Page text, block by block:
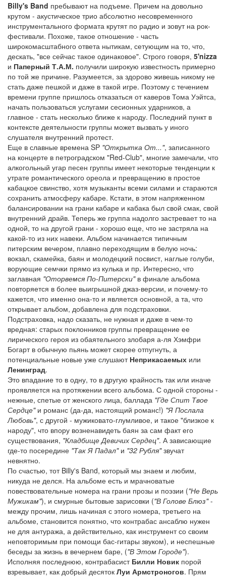
Billy's Band пребывают на подъеме. Причем на довольно
крутом - акустическое трио абсолютно несовременного
инструментального формата крутят по радио и зовут на рок-
фестивали. Похоже, такое отношение - часть
широкомасштабного ответа нытикам, сетующим на то, что,
дескать, "все сейчас такое одинаковое". Строго говоря, 5'nizza
и Паперный Т.А.М. получили широкую известность примерно
по той же причине. Разумеется, за здорово живешь никому не
стать даже пешкой и даже в такой игре. Поэтому с течением
времени группе пришлось отказаться от каверов Тома Уэйтса,
начать пользоваться услугами сесионных ударников, а
главное - стать несколько ближе к народу. Последний пункт в
контексте деятельности группы может вызвать у иного
слушателя внутренний протест.
Еще в славные времена SP "Открытка От...", записанного
на концерте в петроградском "Red-Club", многие замечали, что
алкогольный угар песен группы имеет некоторые тенденции к
утрате романтического ореола и превращению в простое
кабацкое свинство, хотя музыканты всеми силами и стараются
сохранить атмосферу кабаре. Кстати, в этом напряженном
балансировании на грани кабаре и кабака был свой смак, свой
внутренний драйв. Теперь же группа надолго застревает то на
одной, то на другой грани - хорошо еще, что не застряла на
какой-то из них навеки. Альбом начинается типичным
питерским вечером, плавно переходящим в белую ночь:
вокзал, скамейка, баян и молодецкий посвист, наглые голуби,
ворующие семчки прямо из кулька и пр. Интересно, что
заглавная "Оторвемся По-Питерски"в финале альбома
повторяется в более выигрышной джаз-версии, и почему-то
кажется, что именно она-то и является основной, а та, что
открывает альбом, добавлена для подстраховки.
Подстраховка, надо сказать, не нужная и даже в чем-то
вредная: старых поклонников группы превращение ее
лирического героя из обаятельного злобаря а-ля Хэмфри
Богарт в обычную пьянь может скорее отпугнуть, а
потенциальные новые уже слушают Неприкасаемых или
Ленинград.
Это впадание то в одну, то в другую крайность так или иначе
проявляется на протяжении всего альбома. С одной стороны -
нежные, спетые от женского лица, баллада "Где Спит Твое
Сердце"и романс (да-да, настоящий романс!) "Я Послала
Любовь", с другой - мужиковато-глумливое, и такое "близкое к
народу", что впору возненавидеть баян за сам факт его
существования, "Кладбище Девичих Сердец". А зависающие
где-то посередине "Так Я Падал"и "32 Рубля"звучат
невнятно.
По счастью, тот Billy's Band, который мы знаем и любим,
никуда не делся. На альбоме есть и мрачноватые
повествовательные номера на грани прозы и поэзии ("Не Верь
Мужикам"), и смурные бытовые зарисовки ("В Голове Блюз"-
между прочим, лишь начиная с этого номера, третьего на
альбоме, становится понятно, что контрабас ансаблю нужен
не для антуража, а действительно, как инструмент со своим
неповторимым при помощи бас-гитары звуком), и неспешные
беседы за жизнь в вечернем баре, ("В Этом Городе").
Исполняя последнюю, контрабасист Билли Новик порой
взревывает, как добрый десяток Луи Армстроногов. Прям